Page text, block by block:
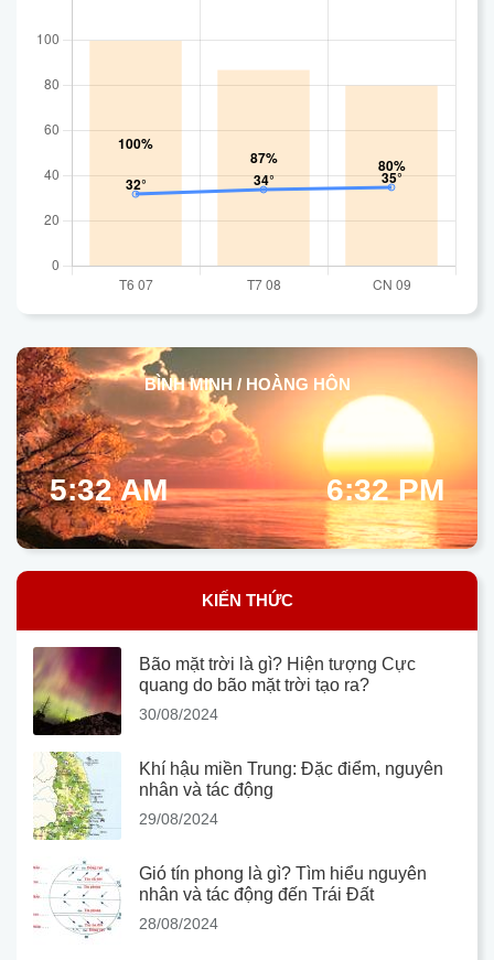
BÌNH MINH / HOÀNG HÔN
5:32 AM 6:32 PM
KIẾN THỨC
Bão mặt trời là gì? Hiện tượng Cực
quang do bão mặt trời tạo ra?
30/08/2024
Khí hậu miền Trung: Đặc điểm, nguyên
nhân và tác động
29/08/2024
Gió tín phong là gì? Tìm hiểu nguyên
nhân và tác động đến Trái Đất
28/08/2024